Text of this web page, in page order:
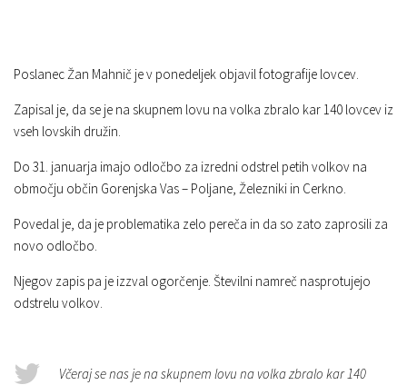
Poslanec Žan Mahnič je v ponedeljek objavil fotografije lovcev.
Zapisal je, da se je na skupnem lovu na volka zbralo kar 140 lovcev iz
vseh lovskih družin.
Do 31. januarja imajo odločbo za izredni odstrel petih volkov na
območju občin Gorenjska Vas – Poljane, Železniki in Cerkno.
Povedal je, da je problematika zelo pereča in da so zato zaprosili za
novo odločbo.
Njegov zapis pa je izzval ogorčenje. Številni namreč nasprotujejo
odstrelu volkov.
Včeraj se nas je na skupnem lovu na volka zbralo kar 140